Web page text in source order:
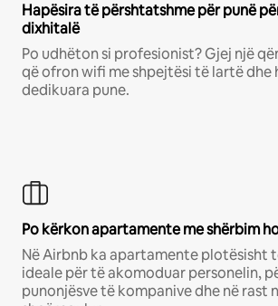
Hapësira të përshtatshme për punë
dixhitalë
Po udhëton si profesionist? Gjej një
që ofron wifi me shpejtësi të lartë dhe
dedikuara pune.
Po kërkon apartamente me shërbim
Në Airbnb ka apartamente plotësisht
ideale për të akomoduar personelin,
punonjësve të kompanive dhe në rast